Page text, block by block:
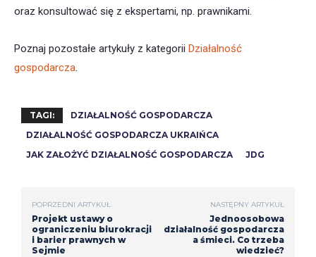
oraz konsultować się z ekspertami, np. prawnikami.
Poznaj pozostałe artykuły z kategorii Działalność
gospodarcza.
TAGI:
DZIAŁALNOŚĆ GOSPODARCZA
DZIAŁALNOŚĆ GOSPODARCZA UKRAIŃCA
JAK ZAŁOŻYĆ DZIAŁALNOŚĆ GOSPODARCZA
JDG
POPRZEDNI ARTYKUŁ
Projekt ustawy o
ograniczeniu biurokracji
i barier prawnych w
Sejmie
NASTĘPNY ARTYKUŁ
Jednoosobowa
działalność gospodarcza
a śmieci. Co trzeba
wiedzieć?